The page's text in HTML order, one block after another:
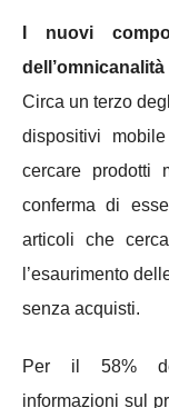
I nuovi
Circa un terzo
dispositivi
cercare prodotti
conferma di
articoli che
l’esaurimento
senza acquisti.
Per il 58%
informazioni sul